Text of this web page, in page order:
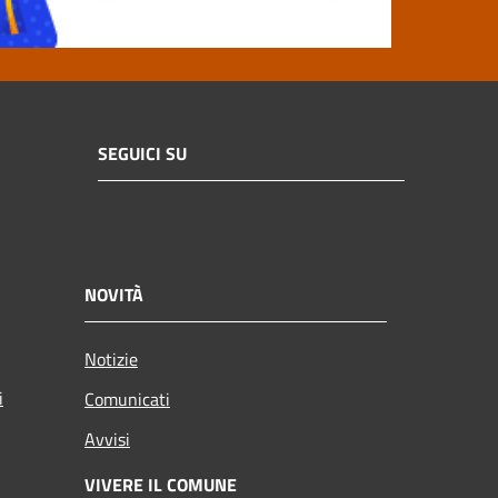
SEGUICI SU
NOVITÀ
Notizie
Comunicati
Avvisi
VIVERE IL COMUNE